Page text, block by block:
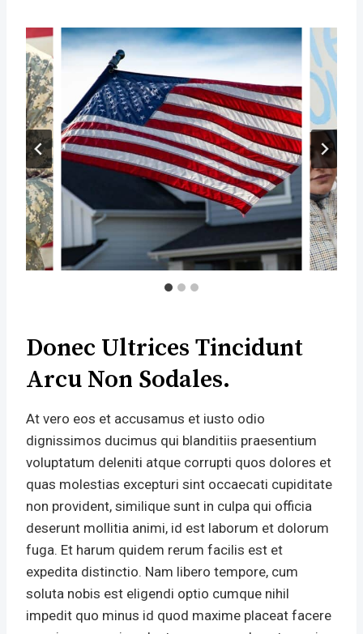
Donec Ultrices Tincidunt
Arcu Non Sodales.
At vero eos et accusamus et iusto odio
dignissimos ducimus qui blanditiis praesentium
voluptatum deleniti atque corrupti quos dolores et
quas molestias excepturi sint occaecati cupiditate
non provident, similique sunt in culpa qui officia
deserunt mollitia animi, id est laborum et dolorum
fuga. Et harum quidem rerum facilis est et
expedita distinctio. Nam libero tempore, cum
soluta nobis est eligendi optio cumque nihil
impedit quo minus id quod maxime placeat facere